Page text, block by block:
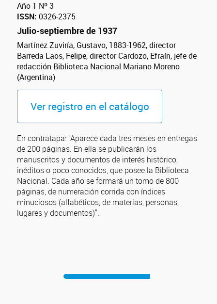
Año 1 Nº 3
ISSN: 0326-2375
Julio-septiembre de 1937
Martínez Zuviría, Gustavo, 1883-1962, director
Barreda Laos, Felipe, director Cardozo, Efraín, jefe de
redacción Biblioteca Nacional Mariano Moreno
(Argentina)
Ver registro en el catálogo
En contratapa: "Aparece cada tres meses en entregas
de 200 páginas. En ella se publicarán los
manuscritos y documentos de interés histórico,
inéditos o poco conocidos, que posee la Biblioteca
Nacional. Cada año se formará un tomo de 800
páginas, de numeración corrida con índices
minuciosos (alfabéticos, de materias, personas,
lugares y documentos)".